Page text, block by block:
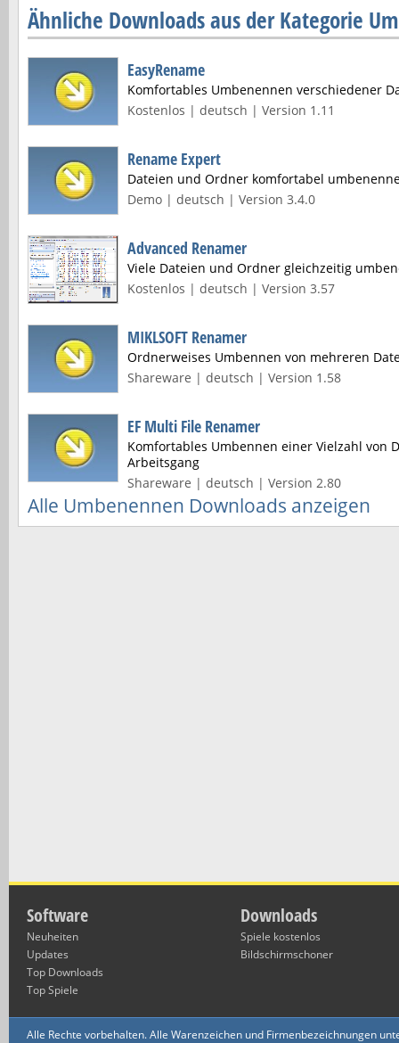
Ähnliche Downloads aus der Kategorie
EasyRename
Komfortables Umbenennen verschiedener
Kostenlos | deutsch | Version 1.11
Rename Expert
Dateien und Ordner komfortabel
Demo | deutsch | Version 3.4.0
Advanced Renamer
Viele Dateien und Ordner gleichzeitig
Kostenlos | deutsch | Version 3.57
MIKLSOFT Renamer
Ordnerweises Umbennen von mehreren
Shareware | deutsch | Version 1.58
EF Multi File Renamer
Komfortables Umbennen einer Vielzahl von
Arbeitsgang
Shareware | deutsch | Version 2.80
Alle Umbenennen Downloads anzeigen
Software
Neuheiten
Updates
Top Downloads
Top Spiele
Downloads
Spiele kostenlos
Bildschirmschoner
Alle Rechte vorbehalten. Alle Warenzeichen und Firmenbezeichnungen